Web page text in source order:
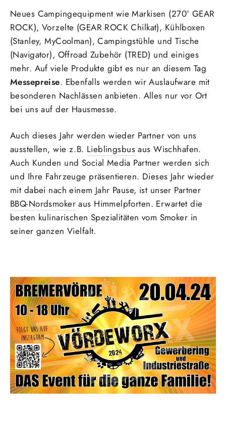
Neues Campingequipment wie Markisen (270° GEAR
ROCK), Vorzelte (GEAR ROCK Chilkat), Kühlboxen
(Stanley, MyCoolman), Campingstühle und Tische
(Navigator), Offroad Zubehör (TRED) und einiges
mehr. Auf viele Produkte gibt es nur an diesem Tag
Messepreise. Ebenfalls werden wir Auslaufware mit
besonderen Nachlässen anbieten. Alles nur vor Ort
bei uns auf der Hausmesse.
Auch dieses Jahr werden wieder Partner von uns
ausstellen, wie z.B. Lieblingsbus aus Wischhafen.
Auch Kunden und Social Media Partner werden sich
und Ihre Fahrzeuge präsentieren. Dieses Jahr wieder
mit dabei nach einem Jahr Pause, ist unser Partner
BBQ-Nordsmokeraus Himmelpforten. Erwartet die
besten kulinarischen Spezialitäten vom Smoker in
seiner ganzen Vielfalt.